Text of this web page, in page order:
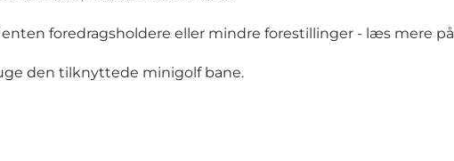
foredragsholdere eller mindre forestillinger - læs mere på
den tilknyttede minigolf bane.